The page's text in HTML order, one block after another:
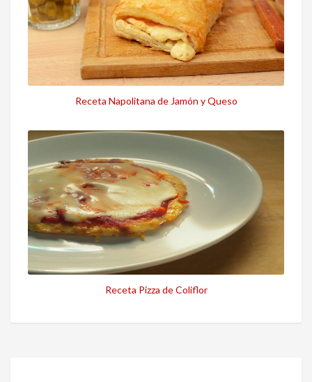
Receta Napolitana de Jamón y Queso
Receta Pizza de Coliflor